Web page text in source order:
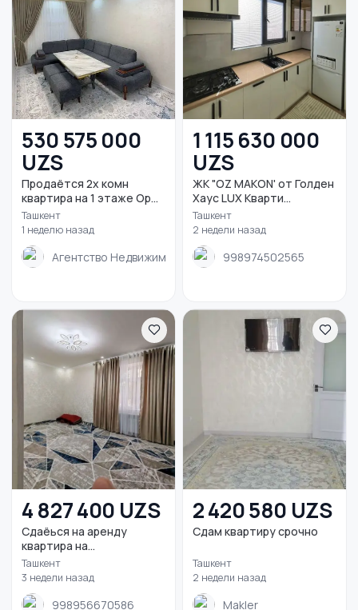
530 575 000
UZS
Продаётся 2х комн
квартира на 1 этаже Ор...
Ташкент
1 неделю назад
Агентство Недвижимости Globus
1 115 630 000
UZS
ЖК "OZ MAKON' от Голден
Хаус LUX Кварти...
Ташкент
2 недели назад
998974502565
4 827 400 UZS
Сдаёься на аренду
квартира на
фархадском...
Ташкент
3 недели назад
998956670586
2 420 580 UZS
Сдам квартиру срочно
Ташкент
2 недели назад
Makler